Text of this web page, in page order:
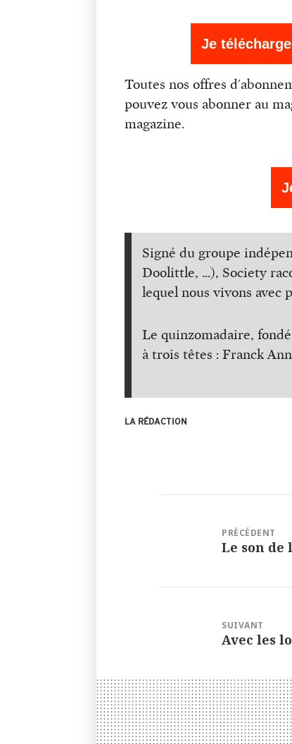
Je
Toutes nos offres
pouvez vous abonner au
magazine.
Signé du groupe
Doolittle, ...), Society
lequel nous vivons avec
Le quinzomadaire,
à trois têtes : Franck
LA RÉDACTION
PRÉCÉDENT
Article
précédent :
Le son de
SUIVANT
Article
Avec les